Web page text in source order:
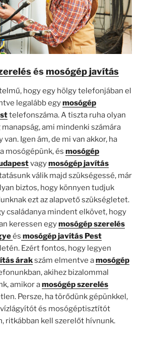
ésmosógép javítás
hogy egy hölgy telefonjában el
legalább egymosógép
telefonszáma. A tiszta ruha olyan
ami mindenki számára
van. Igen ám, de mi van akkor, ha
mosógépünk, és mosógép
vagymosógép javítás
válik majd szükségessé, már
biztos, hogy könnyen tudjuk
ezt az alapvető szükségletet.
családanya mindent elkövet, hogy
keressen egymosógép szerelés
és mosógép javítás Pest
Ezért fontos, hogy legyen
árakszám elmentve amosógép
akihez bizalommal
amikor amosógép szerelés
Persze, ha törődünk gépünkkel,
vízlágyítót és mosógéptisztítót
ritkábban kell szerelőt hívnunk.